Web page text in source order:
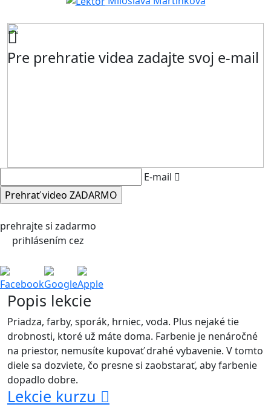
Pre prehratie videa zadajte svoj e-mail
E-mail
prehrajte si zadarmo
prihlásením cez
FacebookGoogleApple
Popis lekcie
Priadza, farby, sporák, hrniec, voda. Plus nejaké tie
drobnosti, ktoré už máte doma. Farbenie je nenáročné
na priestor, nemusíte kupovať drahé vybavenie. V tomto
diele sa dozviete, čo presne si zaobstarať, aby farbenie
dopadlo dobre.
Lekcie kurzu